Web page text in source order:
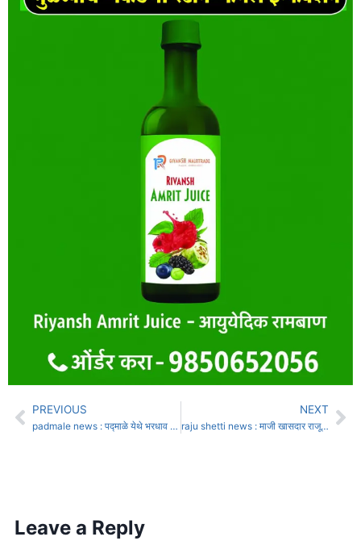
PREVIOUS
padmale news : पद्माळे येथे भरधाव पिकअपने एक वर्षाच्या चिमुरडीला चिरडले
NEXT
raju shetti news : माजी खासदार राजू शेट्टी यांच्यासह 80 जणांची निर्दोष मुक्तता
Leave a Reply